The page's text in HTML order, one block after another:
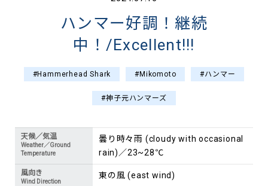
ハンマー好調！継続
中！/Excellent!!!
#Hammerhead Shark #Mikomoto #ハンマー
#神子元ハンマーズ
天候／気温
Weather／Ground
Temperature
曇り時々雨 (cloudy with occasional
rain)／23~28℃
風向き
Wind Direction
東の風 (east wind)